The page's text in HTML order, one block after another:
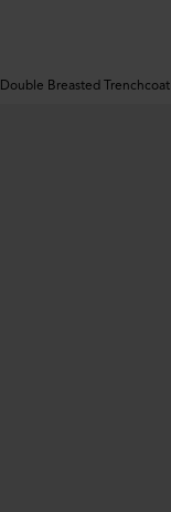
Double Breasted Trenchcoat